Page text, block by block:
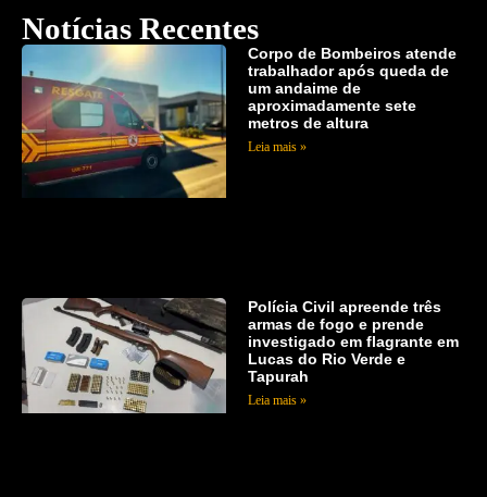
Notícias Recentes
Corpo de Bombeiros atende
trabalhador após queda de
um andaime de
aproximadamente sete
metros de altura
Leia mais »
Polícia Civil apreende três
armas de fogo e prende
investigado em flagrante em
Lucas do Rio Verde e
Tapurah
Leia mais »